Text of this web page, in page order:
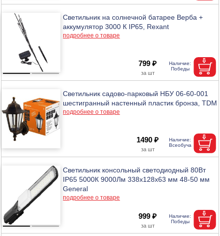
Светильник на солнечной батарее Верба +
аккумулятор 3000 К IP65, Rexant
подробнее о товаре
799 ₽
Светильник садово-парковый НБУ 06-60-001
шестигранный настенный пластик бронза, TDM
подробнее о товаре
1490 ₽
Светильник консольный светодиодный 80Вт
IP65 5000К 9000Лм 338х128х63 мм 48-50 мм
General
подробнее о товаре
999 ₽